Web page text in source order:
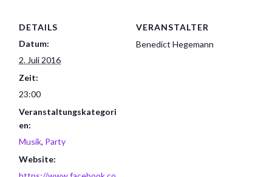
DETAILS
Datum:
2. Juli 2016
Zeit:
23:00
Veranstaltungskategori
en:
Musik, Party
Website:
VERANSTALTER
Benedict Hegemann